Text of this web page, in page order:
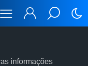
informações